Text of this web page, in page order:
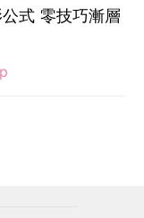
式 零技巧漸層